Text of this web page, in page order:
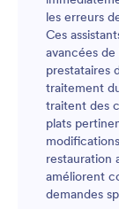
les erreurs
Ces
avancées
prestataires
traitement
traitent des
plats
restauration
améliorent
demandes